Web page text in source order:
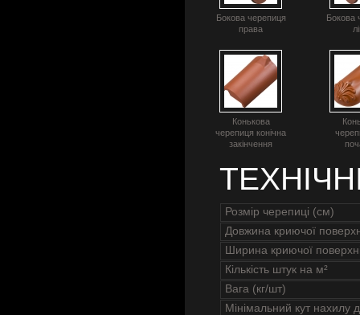
Бокова черепиця
права
Бокова
Конькова
черепиця конічна
закінчення
Розмір черепиці (см)
Довжина криючої
Ширина криючої
Кількість штук на м²
Вага (кг/шт)
Мінімальний кут нахилу